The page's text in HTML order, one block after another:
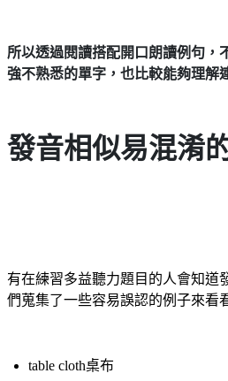
所以透過閱讀搭配開口朗讀例句，
強不熟悉的單字，也比較能夠理解
發音相似易混淆
有在練習多益聽力題目的人會知道
們蒐集了一些容易誤認的例子來看
table cloth桌布